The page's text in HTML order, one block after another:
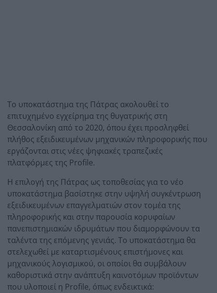
Το υποκατάστημα της Πάτρας ακολουθεί το
επιτυχημένο εγχείρημα της θυγατρικής στη
Θεσσαλονίκη από το 2020, όπου έχει προσληφθεί
πλήθος εξειδικευμένων μηχανικών πληροφορικής που
εργάζονται στις νέες ψηφιακές τραπεζικές
πλατφόρμες της Profile.
Η επιλογή της Πάτρας ως τοποθεσίας για το νέο
υποκατάστημα βασίστηκε στην υψηλή συγκέντρωση
εξειδικευμένων επαγγελματιών στον τομέα της
πληροφορικής και στην παρουσία κορυφαίων
πανεπιστημιακών ιδρυμάτων που διαμορφώνουν τα
ταλέντα της επόμενης γενιάς. Το υποκατάστημα θα
στελεχωθεί με καταρτισμένους επιστήμονες και
μηχανικούς λογισμικού, οι οποίοι θα συμβάλουν
καθοριστικά στην ανάπτυξη καινοτόμων προϊόντων
που υλοποιεί η Profile, όπως ενδεικτικά: